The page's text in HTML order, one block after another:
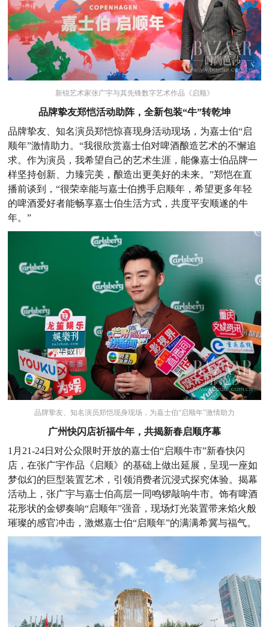
新锐艺术家张广宇与其先锋数字艺术作品《启顺》
品牌挚友郑恺活动助阵，全新包装“牛”转乾坤
品牌挚友、知名演员郑恺惊喜现身活动现场，为嘉士伯“启
顺年”激情助力。“我很欣赏嘉士伯对啤酒酿造艺术的不懈追
求。作为演员，我希望自己的艺术生涯，能像嘉士伯品牌一
样坚持创新、力臻完美，酿造出更美好的未来。”郑恺在直
播前谈到，“很荣幸能与嘉士伯携手启顺年，希望更多年轻
的啤酒爱好者能畅享嘉士伯生活方式，共度平安顺遂的牛
年。”
品牌挚友、知名演员郑恺现身现场，为嘉士伯“启顺年”激情助力
广州快闪店祈福牛年，共揭新春启顺序幕
1月21-24日对公众限时开放的嘉士伯“启顺牛市”新春快闪
店，在张广宇作品《启顺》的基础上做出延展，呈现一座如
梦似幻的巨型装置艺术，引领消费者沉浸式探究体验。揭幕
活动上，张广宇与嘉士伯高层一同鸣锣敲响牛市。饰有啤酒
花形状的金锣奏响“启顺年”强音，现场灯光装置带来焰火般
璀璨的感官冲击，激燃嘉士伯“启顺年”的满满希冀与福气。